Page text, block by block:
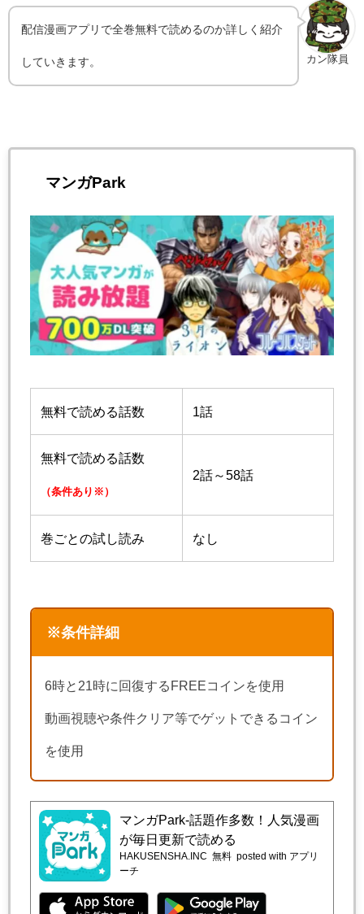
カン隊員
配信漫画アプリで全巻無料で読めるのか詳しく紹介
していきます。
マンガPark
無料で読める話数 1話
無料で読める話数
（条件あり※）
2話～58話
巻ごとの試し読み なし
※条件詳細
6時と21時に回復するFREEコインを使用
動画視聴や条件クリア等でゲットできるコイン
を使用
マンガPark-話題作多数！人気漫画
が毎日更新で読める
HAKUSENSHA.INC 無料 posted with アプリ
ーチ